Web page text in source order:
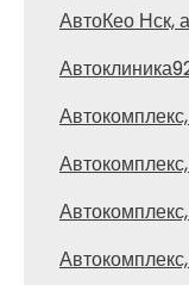
АвтоКео Нск,